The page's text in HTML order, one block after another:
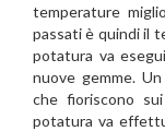
temperature
passati è quindi il
potatura va
nuove gemme.
che fioriscono
potatura va